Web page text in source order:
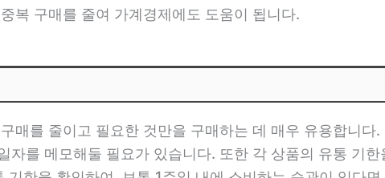
복 구매를 줄여 가계경제에도 도움이 됩니다.
매를 줄이고 필요한 것만을 구매하는 데 매우 유용합니다.
를 메모해둘 필요가 있습니다. 또한 각 상품의 유통 기한